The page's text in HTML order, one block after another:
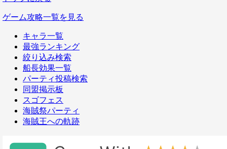
ゲーム攻略一覧を見る
キャラ一覧
最強ランキング
絞り込み検索
船長効果一覧
パーティ投稿検索
同盟掲示板
スゴフェス
海賊祭パーティ
海賊王への軌跡